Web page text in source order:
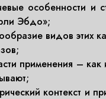
особенности и
Эбдо»;
видов этих
применения – как
контекст и